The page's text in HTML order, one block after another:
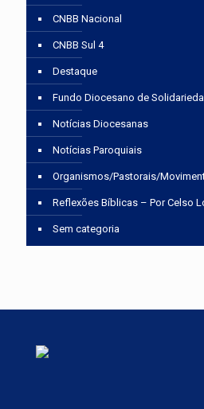
CNBB Nacional
CNBB Sul 4
Destaque
Fundo Diocesano de
Notícias Diocesanas
Notícias Paroquiais
Organismos/Pastorais/
Reflexões Bíblicas – Por Celso
Sem categoria